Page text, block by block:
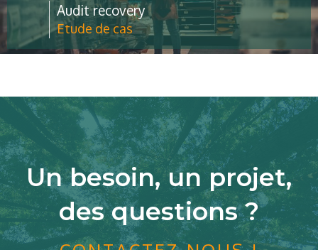
Achats éco-
Etude de cas
Un besoin, un projet,
des questions ?